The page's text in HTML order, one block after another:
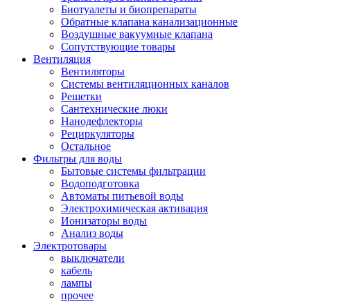
Биотуалеты и биопрепараты
Обратные клапана канализационные
Воздушные вакуумные клапана
Сопутствующие товары
Вентиляция
Вентиляторы
Системы вентиляционных каналов
Решетки
Сантехнические люки
Нанодефлекторы
Рециркуляторы
Остальное
Фильтры для воды
Бытовые системы фильтрации
Водоподготовка
Автоматы питьевой воды
Электрохимическая активация
Ионизаторы воды
Анализ воды
Электротовары
выключатели
кабель
лампы
прочее